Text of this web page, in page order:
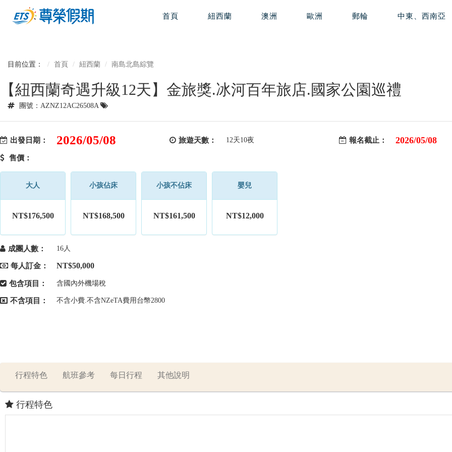
首頁 紐西蘭 澳洲 歐洲 郵輪 中東、西南亞
目前位置： 首頁 紐西蘭 南島北島綜覽
【紐西蘭奇遇升級12天】金旅獎.冰河百年旅店.國家公園巡禮
團號：AZNZ12AC26508A
出發日期： 2026/05/08 旅遊天數： 12天10夜 報名截止： 2026/05/08
售價：
大人
NT$176,500
小孩佔床
NT$168,500
小孩不佔床
NT$161,500
嬰兒
NT$12,000
成團人數： 16人
每人訂金： NT$50,000
包含項目： 含國內外機場稅
不含項目： 不含小費.不含NZeTA費用台幣2800
行程特色 航班參考 每日行程 其他說明
行程特色